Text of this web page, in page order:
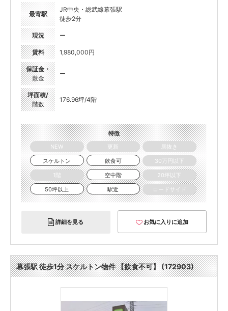
最寄駅
JR中央・総武線幕張駅
徒歩2分
現況 ー
賃料 1,980,000円
保証金・
敷金
ー
坪面積/
階数
176.96坪/4階
特徴
NEW
更新
居抜き
スケルトン
飲食可
30万円以下
1階
空中階
20坪以下
50坪以上
駅近 ロードサイド
詳細を見る お気に入りに追加
幕張駅 徒歩1分 スケルトン物件 【飲食不可】 (172903)